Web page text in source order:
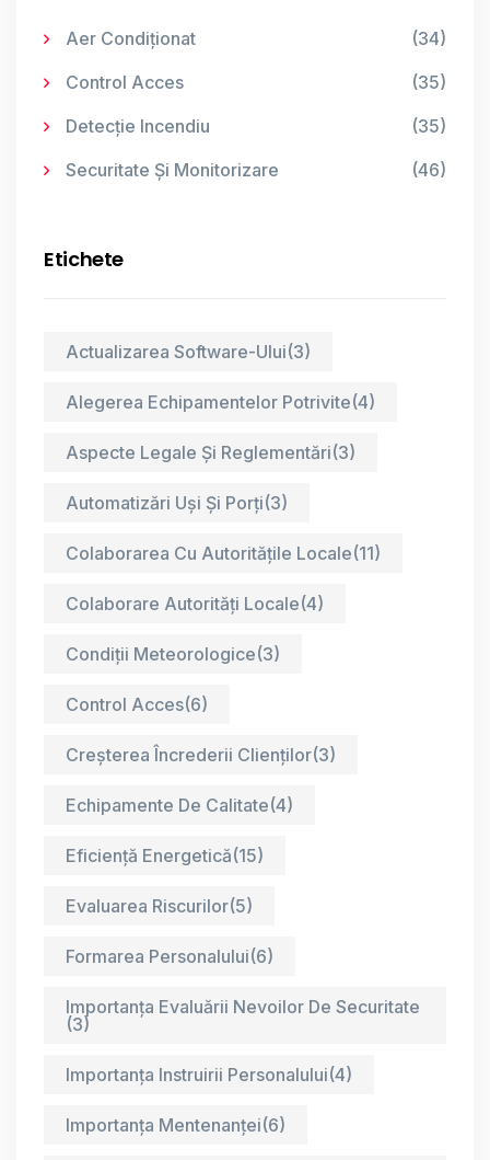
Aer Condiționat (34)
Control Acces (35)
Detecție Incendiu (35)
Securitate Și Monitorizare (46)
Etichete
Actualizarea Software-Ului(3)
Alegerea Echipamentelor Potrivite(4)
Aspecte Legale Și Reglementări(3)
Automatizări Uși Și Porți(3)
Colaborarea Cu Autoritățile Locale(11)
Colaborare Autorități Locale(4)
Condiții Meteorologice(3)
Control Acces(6)
Creșterea Încrederii Clienților(3)
Echipamente De Calitate(4)
Eficiență Energetică(15)
Evaluarea Riscurilor(5)
Formarea Personalului(6)
Importanța Evaluării Nevoilor De Securitate
(3)
Importanța Instruirii Personalului(4)
Importanța Mentenanței(6)